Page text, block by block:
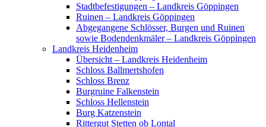
Stadtbefestigungen – Landkreis Göppingen
Ruinen – Landkreis Göppingen
Abgegangene Schlösser, Burgen und Ruinen
sowie Bodendenkmäler – Landkreis Göppingen
Landkreis Heidenheim
Übersicht – Landkreis Heidenheim
Schloss Ballmertshofen
Schloss Brenz
Burgruine Falkenstein
Schloss Hellenstein
Burg Katzenstein
Rittergut Stetten ob Lontal